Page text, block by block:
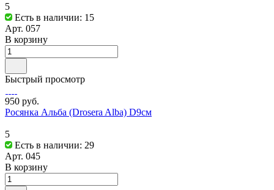
5
Есть в наличии: 15
Арт. 057
В корзину
Быстрый просмотр
950 руб.
Росянка Альба (Drosera Alba) D9см
5
Есть в наличии: 29
Арт. 045
В корзину